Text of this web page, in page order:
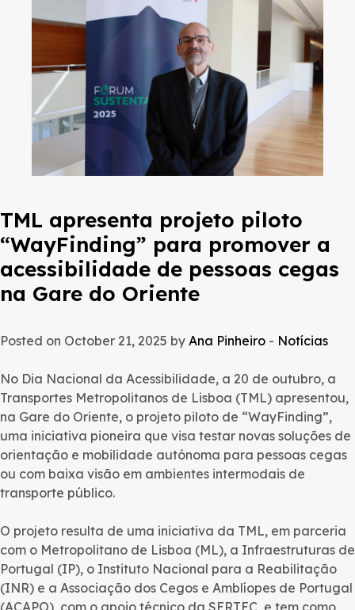
TML apresenta projeto piloto
“WayFinding” para promover a
acessibilidade de pessoas cegas
na Gare do Oriente
Posted on October 21, 2025 by Ana Pinheiro - Notícias
No Dia Nacional da Acessibilidade, a 20 de outubro, a
Transportes Metropolitanos de Lisboa (TML) apresentou,
na Gare do Oriente, o projeto piloto de “WayFinding”,
uma iniciativa pioneira que visa testar novas soluções de
orientação e mobilidade autónoma para pessoas cegas
ou com baixa visão em ambientes intermodais de
transporte público.
O projeto resulta de uma iniciativa da TML, em parceria
com o Metropolitano de Lisboa (ML), a Infraestruturas de
Portugal (IP), o Instituto Nacional para a Reabilitação
(INR) e a Associação dos Cegos e Amblíopes de Portugal